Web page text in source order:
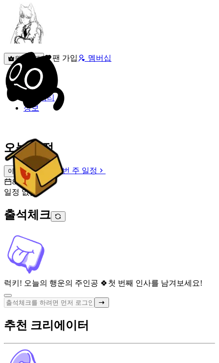
원픽선택 팬 가입 멤버십
밐타운
피드
커뮤니티
정보
오늘 일정
이번 주 일정
이번 주 일정
8월 8일 [토]
일정 없음
출석체크
럭키! 오늘의 행운의 주인공 🍀 첫 번째 인사를 남겨보세요!
추천 크리에이터